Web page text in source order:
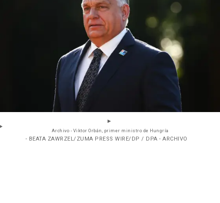
Archivo - Viktor Orbán, primer ministro de Hungría
- BEATA ZAWRZEL/ZUMA PRESS WIRE/DP / DPA - ARCHIVO